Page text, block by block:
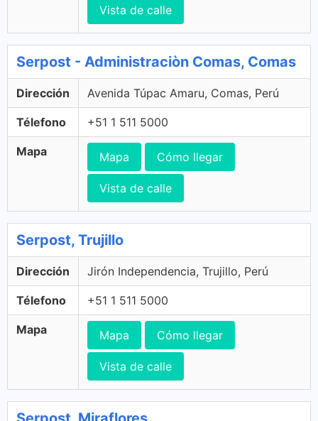
Vista de calle
Serpost - Administraciòn Comas, Comas
Dirección Avenida Túpac Amaru, Comas, Perú
Télefono +51 1 511 5000
Mapa Mapa Cómo llegar
Vista de calle
Serpost, Trujillo
Dirección Jirón Independencia, Trujillo, Perú
Télefono +51 1 511 5000
Mapa Mapa Cómo llegar
Vista de calle